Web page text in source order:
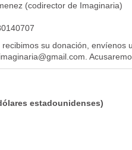
(codirector de Imaginaria)
su donación, envíenos
estadounidenses)